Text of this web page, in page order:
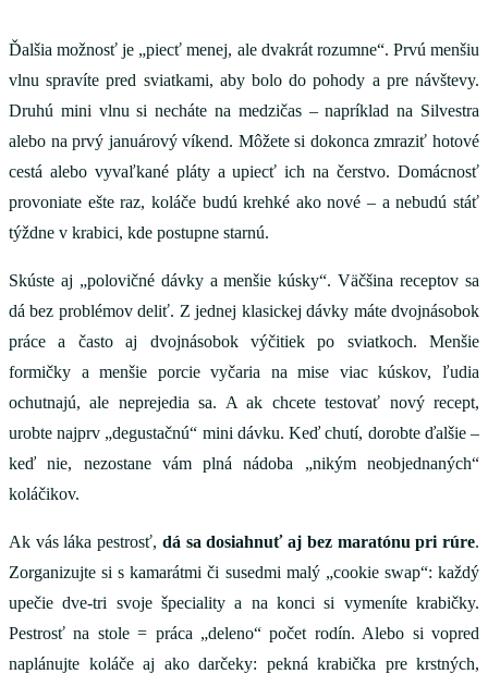
Ďalšia možnosť je „piecť menej, ale dvakrát rozumne“. Prvú menšiu
vlnu spravíte pred sviatkami, aby bolo do pohody a pre návštevy.
Druhú mini vlnu si necháte na medzičas – napríklad na Silvestra
alebo na prvý januárový víkend. Môžete si dokonca zmraziť hotové
cestá alebo vyvaľkané pláty a upiecť ich na čerstvo. Domácnosť
provoniate ešte raz, koláče budú krehké ako nové – a nebudú stáť
týždne v krabici, kde postupne starnú.
Skúste aj „polovičné dávky a menšie kúsky“. Väčšina receptov sa
dá bez problémov deliť. Z jednej klasickej dávky máte dvojnásobok
práce a často aj dvojnásobok výčitiek po sviatkoch. Menšie
formičky a menšie porcie vyčaria na mise viac kúskov, ľudia
ochutnajú, ale neprejedia sa. A ak chcete testovať nový recept,
urobte najprv „degustačnú“ mini dávku. Keď chutí, dorobte ďalšie –
keď nie, nezostane vám plná nádoba „nikým neobjednaných“
koláčikov.
Ak vás láka pestrosť, dá sa dosiahnuť aj bez maratónu pri rúre.
Zorganizujte si s kamarátmi či susedmi malý „cookie swap“: každý
upečie dve-tri svoje špeciality a na konci si vymeníte krabičky.
Pestrosť na stole = práca „deleno“ počet rodín. Alebo si vopred
naplánujte koláče aj ako darčeky: pekná krabička pre krstných,